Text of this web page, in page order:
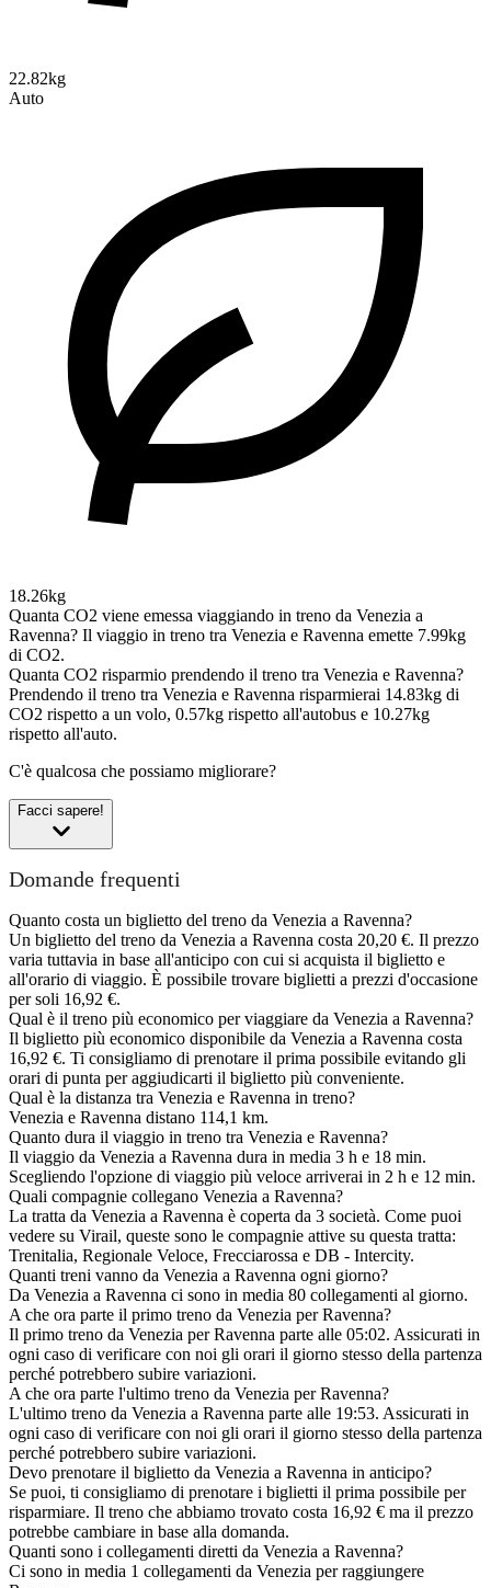
22.82kg
Auto
18.26kg
Quanta CO2 viene emessa viaggiando in treno da Venezia a
Ravenna? Il viaggio in treno tra Venezia e Ravenna emette 7.99kg
di CO2.
Quanta CO2 risparmio prendendo il treno tra Venezia e Ravenna?
Prendendo il treno tra Venezia e Ravenna risparmierai 14.83kg di
CO2 rispetto a un volo, 0.57kg rispetto all'autobus e 10.27kg
rispetto all'auto.
C'è qualcosa che possiamo migliorare?
Facci sapere!
Domande frequenti
Quanto costa un biglietto del treno da Venezia a Ravenna?
Un biglietto del treno da Venezia a Ravenna costa 20,20 €. Il prezzo
varia tuttavia in base all'anticipo con cui si acquista il biglietto e
all'orario di viaggio. È possibile trovare biglietti a prezzi d'occasione
per soli 16,92 €.
Qual è il treno più economico per viaggiare da Venezia a Ravenna?
Il biglietto più economico disponibile da Venezia a Ravenna costa
16,92 €. Ti consigliamo di prenotare il prima possibile evitando gli
orari di punta per aggiudicarti il biglietto più conveniente.
Qual è la distanza tra Venezia e Ravenna in treno?
Venezia e Ravenna distano 114,1 km.
Quanto dura il viaggio in treno tra Venezia e Ravenna?
Il viaggio da Venezia a Ravenna dura in media 3 h e 18 min.
Scegliendo l'opzione di viaggio più veloce arriverai in 2 h e 12 min.
Quali compagnie collegano Venezia a Ravenna?
La tratta da Venezia a Ravenna è coperta da 3 società. Come puoi
vedere su Virail, queste sono le compagnie attive su questa tratta:
Trenitalia, Regionale Veloce, Frecciarossa e DB - Intercity.
Quanti treni vanno da Venezia a Ravenna ogni giorno?
Da Venezia a Ravenna ci sono in media 80 collegamenti al giorno.
A che ora parte il primo treno da Venezia per Ravenna?
Il primo treno da Venezia per Ravenna parte alle 05:02. Assicurati in
ogni caso di verificare con noi gli orari il giorno stesso della partenza
perché potrebbero subire variazioni.
A che ora parte l'ultimo treno da Venezia per Ravenna?
L'ultimo treno da Venezia a Ravenna parte alle 19:53. Assicurati in
ogni caso di verificare con noi gli orari il giorno stesso della partenza
perché potrebbero subire variazioni.
Devo prenotare il biglietto da Venezia a Ravenna in anticipo?
Se puoi, ti consigliamo di prenotare i biglietti il prima possibile per
risparmiare. Il treno che abbiamo trovato costa 16,92 € ma il prezzo
potrebbe cambiare in base alla domanda.
Quanti sono i collegamenti diretti da Venezia a Ravenna?
Ci sono in media 1 collegamenti da Venezia per raggiungere